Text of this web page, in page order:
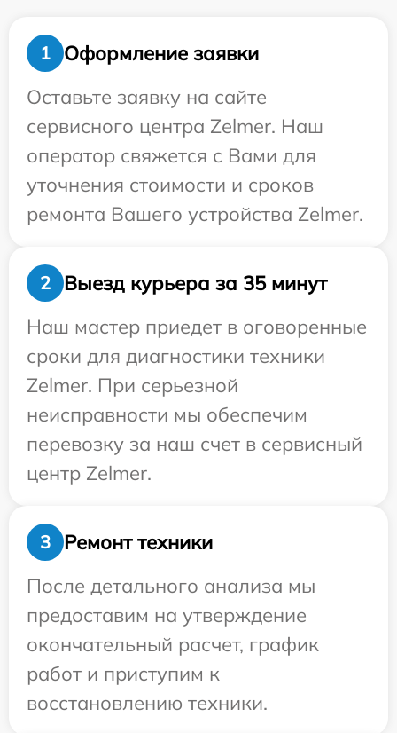
1
Оформление заявки
Оставьте заявку на сайте
сервисного центра Zelmer. Наш
оператор свяжется с Вами для
уточнения стоимости и сроков
ремонта Вашего устройства Zelmer.
2
Выезд курьера за 35 минут
Наш мастер приедет в оговоренные
сроки для диагностики техники
Zelmer. При серьезной
неисправности мы обеспечим
перевозку за наш счет в сервисный
центр Zelmer.
3
Ремонт техники
После детального анализа мы
предоставим на утверждение
окончательный расчет, график
работ и приступим к
восстановлению техники.